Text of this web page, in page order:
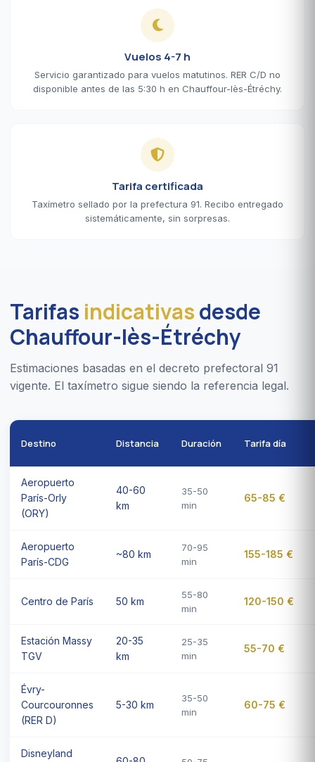
Vuelos 4-7 h
Servicio garantizado para vuelos matutinos. RER C/D no
disponible antes de las 5:30 h en Chauffour-lès-Étréchy.
Tarifa certificada
Taxímetro sellado por la prefectura 91. Recibo entregado
sistemáticamente, sin sorpresas.
Tarifas indicativasdesde
Chauffour-lès-Étréchy
Estimaciones basadas en el decreto prefectoral 91
vigente. El taxímetro sigue siendo la referencia legal.
Destino Distancia Duración Tarifa día
Aeropuerto
París-Orly
(ORY)
40-60
km
35-50
min
65-85 €
Aeropuerto
París-CDG
~80 km
70-95
min
155-185 €
Centro de París 50 km
55-80
min
120-150 €
Estación Massy
TGV
20-35
km
25-35
min
55-70 €
Évry-
Courcouronnes
(RER D)
5-30 km
35-50
min
60-75 €
Disneyland